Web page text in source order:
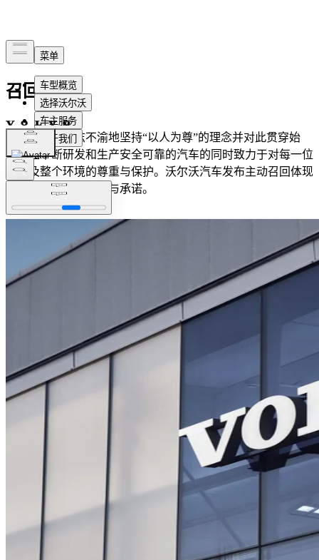
召回公告
沃尔沃汽车矢志不渝地坚持“以人为尊”的理念并对此贯穿始
终，在不断研发和生产安全可靠的汽车的同时致力于对每一位
个体及整个环境的尊重与保护。沃尔沃汽车发布主动召回体现
对车主的一贯的呵护与承诺。